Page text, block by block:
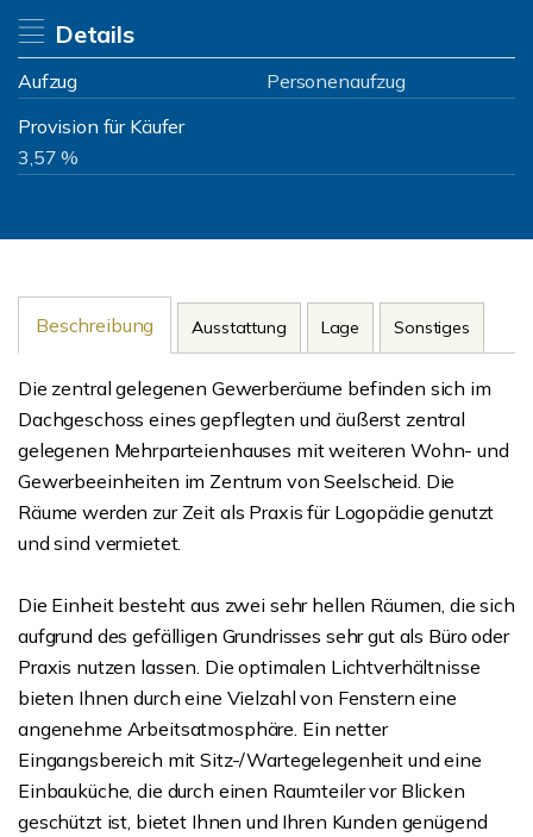
Details
Aufzug
Personenaufzug
Provision für Käufer
3,57 %
Beschreibung Ausstattung Lage Sonstiges
Die zentral gelegenen Gewerberäume befinden sich im
Dachgeschoss eines gepflegten und äußerst zentral
gelegenen Mehrparteienhauses mit weiteren Wohn- und
Gewerbeeinheiten im Zentrum von Seelscheid. Die
Räume werden zur Zeit als Praxis für Logopädie genutzt
und sind vermietet.
Die Einheit besteht aus zwei sehr hellen Räumen, die sich
aufgrund des gefälligen Grundrisses sehr gut als Büro oder
Praxis nutzen lassen. Die optimalen Lichtverhältnisse
bieten Ihnen durch eine Vielzahl von Fenstern eine
angenehme Arbeitsatmosphäre. Ein netter
Eingangsbereich mit Sitz-/Wartegelegenheit und eine
Einbauküche, die durch einen Raumteiler vor Blicken
geschützt ist, bietet Ihnen und Ihren Kunden genügend